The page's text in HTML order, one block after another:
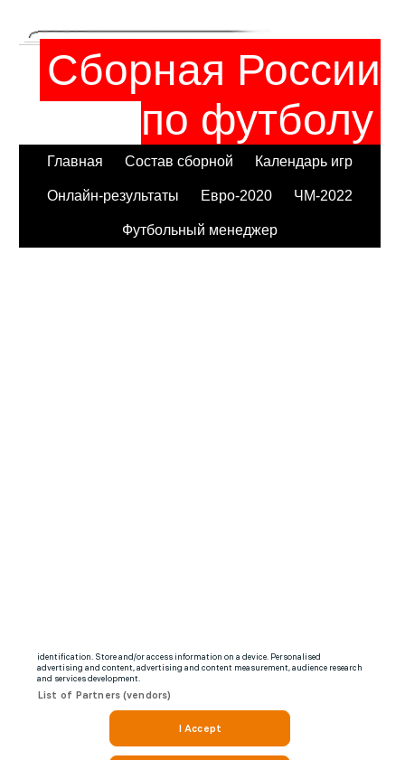
Сборная России
по футболу
Главная Состав сборной Календарь игр
Онлайн-результаты Евро-2020 ЧМ-2022
Футбольный менеджер